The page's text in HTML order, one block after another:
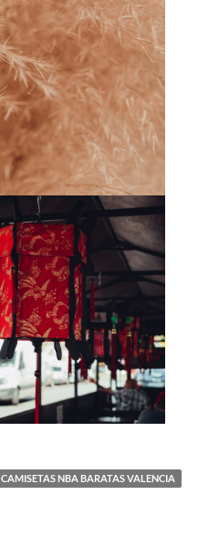
CAMISETAS NBA BARATAS VALENCIA